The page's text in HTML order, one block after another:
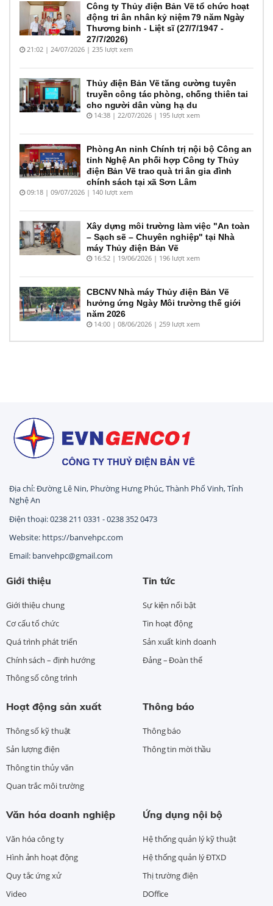
Công ty Thủy điện Bản Vẽ tổ chức hoạt
động tri ân nhân kỷ niệm 79 năm Ngày
Thương binh - Liệt sĩ (27/7/1947 -
27/7/2026)
21:02 | 24/07/2026 | 235 lượt xem
Thủy điện Bản Vẽ tăng cường tuyên
truyền công tác phòng, chống thiên tai
cho người dân vùng hạ du
14:38 | 22/07/2026 | 195 lượt xem
Phòng An ninh Chính trị nội bộ Công an
tỉnh Nghệ An phối hợp Công ty Thủy
điện Bản Vẽ trao quà tri ân gia đình
chính sách tại xã Sơn Lâm
09:18 | 09/07/2026 | 140 lượt xem
Xây dựng môi trường làm việc "An toàn
– Sạch sẽ – Chuyên nghiệp" tại Nhà
máy Thủy điện Bản Vẽ
16:52 | 19/06/2026 | 196 lượt xem
CBCNV Nhà máy Thủy điện Bản Vẽ
hưởng ứng Ngày Môi trường thế giới
năm 2026
14:00 | 08/06/2026 | 259 lượt xem
Địa chỉ: Đường Lê Nin, Phường Hưng Phúc, Thành Phố Vinh, Tỉnh
Nghệ An
Điện thoại: 0238 211 0331 - 0238 352 0473
Website: https://banvehpc.com
Email: banvehpc@gmail.com
Giới thiệu
Giới thiệu chung
Cơ cấu tổ chức
Quá trình phát triển
Chính sách – định hướng
Thông số công trình
Tin tức
Sự kiện nổi bật
Tin hoạt động
Sản xuất kinh doanh
Đảng – Đoàn thể
Hoạt động sản xuất
Thông số kỹ thuật
Sản lượng điện
Thông tin thủy văn
Quan trắc môi trường
Thông báo
Thông báo
Thông tin mời thầu
Văn hóa doanh nghiệp
Văn hóa công ty
Hình ảnh hoạt động
Quy tắc ứng xử
Video
Ứng dụng nội bộ
Hệ thống quản lý kỹ thuật
Hệ thống quản lý ĐTXD
Thị trường điện
DOffice